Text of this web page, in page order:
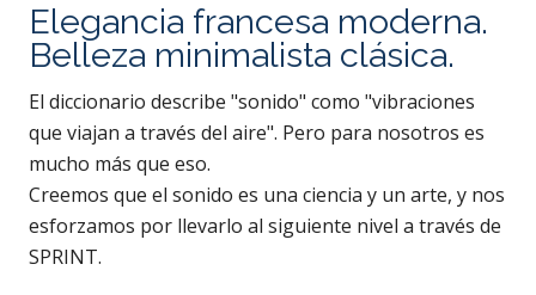
Elegancia francesa moderna.
Belleza minimalista clásica.
El diccionario describe "sonido" como "vibraciones
que viajan a través del aire". Pero para nosotros es
mucho más que eso.
Creemos que el sonido es una ciencia y un arte, y nos
esforzamos por llevarlo al siguiente nivel a través de
SPRINT.